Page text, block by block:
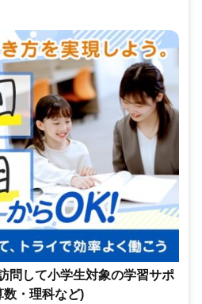
問して小学生対象の学習サポ
数・理科など)